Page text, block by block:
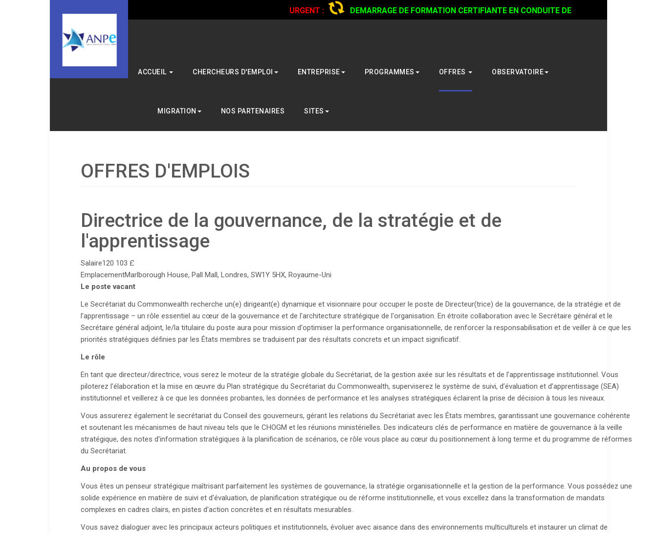
URGENT :
DEMARRAGE DE FORMATION CERTIFIANTE EN CONDUITE DE
CAMIONS...CLIQUER POUR LIRE
ACCUEIL CHERCHEURS D'EMPLOI ENTREPRISE PROGRAMMES OFFRES OBSERVATOIRE
MIGRATION NOS PARTENAIRES SITES
OFFRES D'EMPLOIS
Directrice de la gouvernance, de la stratégie et de
l'apprentissage
Salaire120 103 £
EmplacementMarlborough House, Pall Mall, Londres, SW1Y 5HX, Royaume-Uni
Le poste vacant
Le Secrétariat du Commonwealth recherche un(e) dirigeant(e) dynamique et visionnaire pour occuper le poste de Directeur(trice) de la gouvernance, de la stratégie et de
l'apprentissage – un rôle essentiel au cœur de la gouvernance et de l'architecture stratégique de l'organisation. En étroite collaboration avec le Secrétaire général et le
Secrétaire général adjoint, le/la titulaire du poste aura pour mission d'optimiser la performance organisationnelle, de renforcer la responsabilisation et de veiller à ce que les
priorités stratégiques définies par les États membres se traduisent par des résultats concrets et un impact significatif.
Le rôle
En tant que directeur/directrice, vous serez le moteur de la stratégie globale du Secrétariat, de la gestion axée sur les résultats et de l’apprentissage institutionnel. Vous
piloterez l’élaboration et la mise en œuvre du Plan stratégique du Secrétariat du Commonwealth, superviserez le système de suivi, d’évaluation et d’apprentissage (SEA)
institutionnel et veillerez à ce que les données probantes, les données de performance et les analyses stratégiques éclairent la prise de décision à tous les niveaux.
Vous assurerez également le secrétariat du Conseil des gouverneurs, gérant les relations du Secrétariat avec les États membres, garantissant une gouvernance cohérente
et soutenant les mécanismes de haut niveau tels que le CHOGM et les réunions ministérielles. Des indicateurs clés de performance en matière de gouvernance à la veille
stratégique, des notes d'information stratégiques à la planification de scénarios, ce rôle vous place au cœur du positionnement à long terme et du programme de réformes
du Secrétariat.
Au propos de vous
Vous êtes un penseur stratégique maîtrisant parfaitement les systèmes de gouvernance, la stratégie organisationnelle et la gestion de la performance. Vous possédez une
solide expérience en matière de suivi et d'évaluation, de planification stratégique ou de réforme institutionnelle, et vous excellez dans la transformation de mandats
complexes en cadres clairs, en pistes d'action concrètes et en résultats mesurables.
Vous savez dialoguer avec les principaux acteurs politiques et institutionnels, évoluer avec aisance dans des environnements multiculturels et instaurer un climat de